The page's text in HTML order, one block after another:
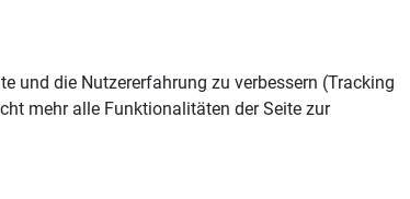
und die Nutzererfahrung zu verbessern (Tracking
mehr alle Funktionalitäten der Seite zur